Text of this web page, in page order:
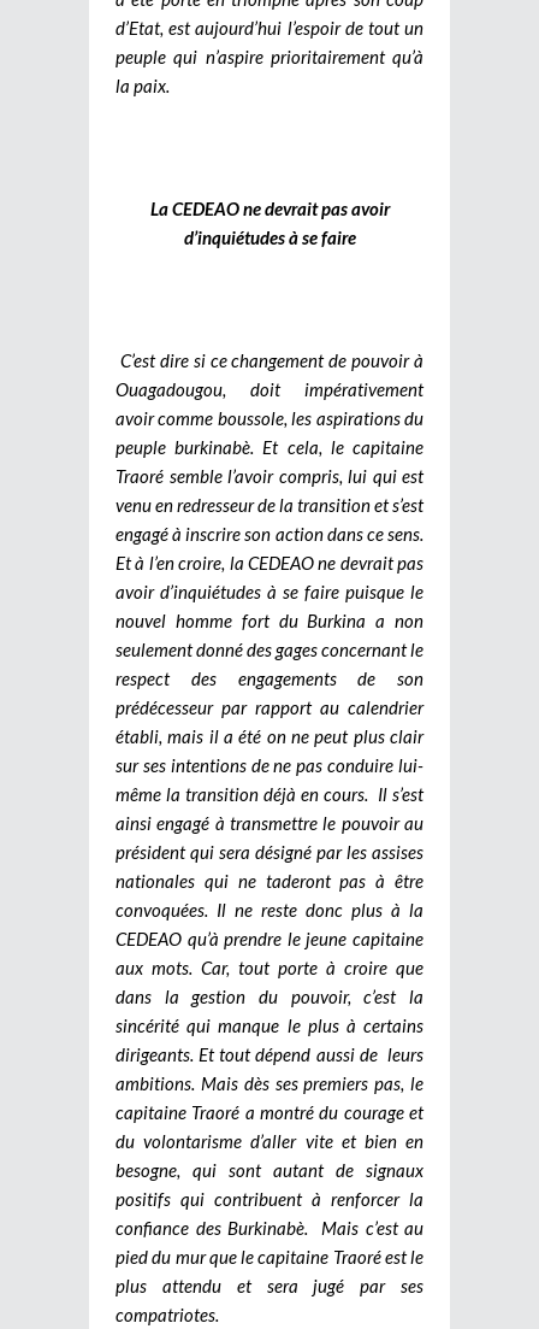
d’Etat, est aujourd’hui l’espoir de tout un
peuple qui n’aspire prioritairement qu’à
la paix.
La CEDEAO ne devrait pas avoir
d’inquiétudes à se faire
C’est dire si ce changement de pouvoir à
Ouagadougou, doit impérativement
avoir comme boussole, les aspirations du
peuple burkinabè. Et cela, le capitaine
Traoré semble l’avoir compris, lui qui est
venu en redresseur de la transition et s’est
engagé à inscrire son action dans ce sens.
Et à l’en croire, la CEDEAO ne devrait pas
avoir d’inquiétudes à se faire puisque le
nouvel homme fort du Burkina a non
seulement donné des gages concernant le
respect des engagements de son
prédécesseur par rapport au calendrier
établi, mais il a été on ne peut plus clair
sur ses intentions de ne pas conduire lui-
même la transition déjà en cours. Il s’est
ainsi engagé à transmettre le pouvoir au
président qui sera désigné par les assises
nationales qui ne taderont pas à être
convoquées. Il ne reste donc plus à la
CEDEAO qu’à prendre le jeune capitaine
aux mots. Car, tout porte à croire que
dans la gestion du pouvoir, c’est la
sincérité qui manque le plus à certains
dirigeants. Et tout dépend aussi de leurs
ambitions. Mais dès ses premiers pas, le
capitaine Traoré a montré du courage et
du volontarisme d’aller vite et bien en
besogne, qui sont autant de signaux
positifs qui contribuent à renforcer la
confiance des Burkinabè. Mais c’est au
pied du mur que le capitaine Traoré est le
plus attendu et sera jugé par ses
compatriotes.